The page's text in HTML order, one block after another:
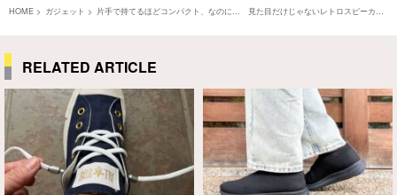
HOME ガジェット
片手で持てるほどコンパクト、なのに… 見た目だけじゃないレトロスピーカー
RELATED ARTICLE